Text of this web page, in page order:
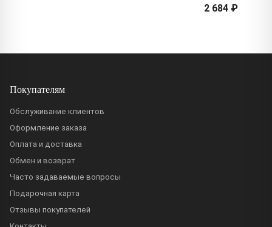
2 684 ₽
Покупателям
Обслуживание клиентов
Оформление заказа
Оплата и доставка
Обмен и возврат
Часто задаваемые вопросы
Подарочная карта
Отзывы покупателей